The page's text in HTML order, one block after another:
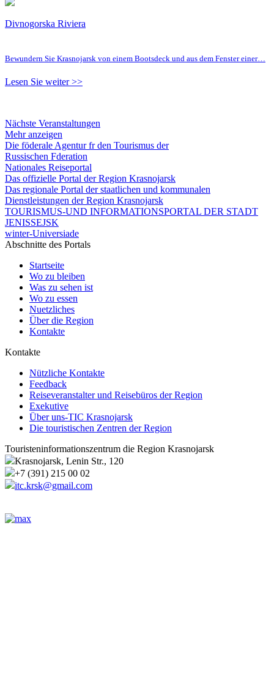
Divnogorska Riviera
Bewundern Sie Krasnojarsk von einem Bootsdeck und aus dem Fenster einer…
Lesen Sie weiter >>
Nächste Veranstaltungen
Mehr anzeigen
Die föderale Agentur fr den Tourismus der
Russischen Fderation
Nationales Reiseportal
Das offizielle Portal der Region Krasnojarsk
Das regionale Portal der staatlichen und kommunalen
Dienstleistungen der Region Krasnojarsk
TOURISMUS-UND INFORMATIONSPORTAL DER STADT
JENISSEJSK
winter-Universiade
Abschnitte des Portals
Startseite
Wo zu bleiben
Was zu sehen ist
Wo zu essen
Nuetzliches
Über die Region
Kontakte
Kontakte
Nützliche Kontakte
Feedback
Reiseveranstalter und Reisebüros der Region
Exekutive
Über uns-TIC Krasnojarsk
Die touristischen Zentren der Region
Touristeninformationszentrum die Region Krasnojarsk
Krasnojarsk, Lenin Str., 120
+7 (391) 215 00 02
itc.krsk@gmail.com